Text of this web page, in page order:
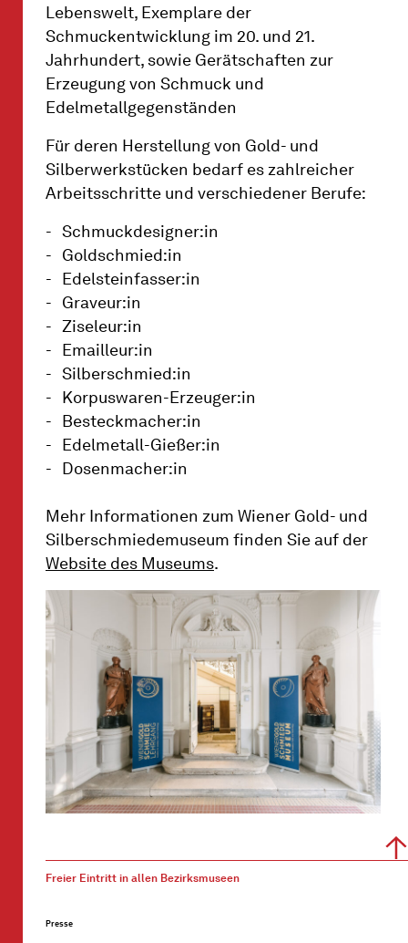
Lebenswelt, Exemplare der
Schmuckentwicklung im 20. und 21.
Jahrhundert, sowie Gerätschaften zur
Erzeugung von Schmuck und
Edelmetallgegenständen
Für deren Herstellung von Gold- und
Silberwerkstücken bedarf es zahlreicher
Arbeitsschritte und verschiedener Berufe:
Schmuckdesigner:in
Goldschmied:in
Edelsteinfasser:in
Graveur:in
Ziseleur:in
Emailleur:in
Silberschmied:in
Korpuswaren-Erzeuger:in
Besteckmacher:in
Edelmetall-Gießer:in
Dosenmacher:in
Mehr Informationen zum Wiener Gold- und
Silberschmiedemuseum finden Sie auf der
Website des Museums.
Freier Eintritt in allen Bezirksmuseen
Presse